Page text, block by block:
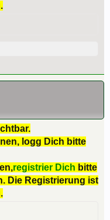
logg Dich bitte
registrier Dich bitte
Die Registrierung ist